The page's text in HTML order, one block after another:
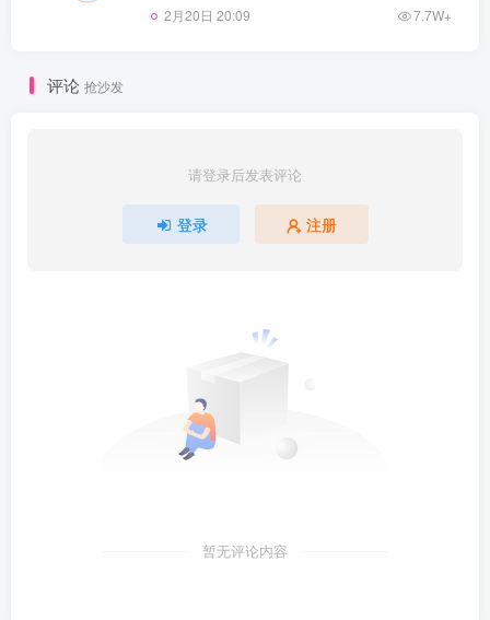
2月20日 20:09 7.7W+
评论 抢沙发
请登录后发表评论
登录 注册
暂无评论内容